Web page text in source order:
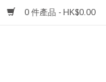
0 件產品 - HK$0.00